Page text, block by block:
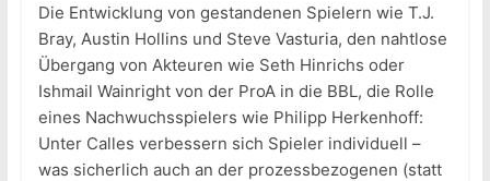
Die Entwicklung von gestandenen Spielern wie T.J.
Bray, Austin Hollins und Steve Vasturia, den nahtlose
Übergang von Akteuren wie Seth Hinrichs oder
Ishmail Wainright von der ProA in die BBL, die Rolle
eines Nachwuchsspielers wie Philipp Herkenhoff:
Unter Calles verbessern sich Spieler individuell –
was sicherlich auch an der prozessbezogenen (statt